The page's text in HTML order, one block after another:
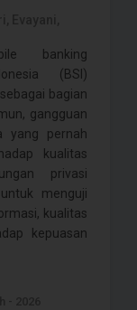
banking
(BSI)
bagian
gangguan
yang pernah
kualitas
privasi
menguji
kualitas
kepuasan